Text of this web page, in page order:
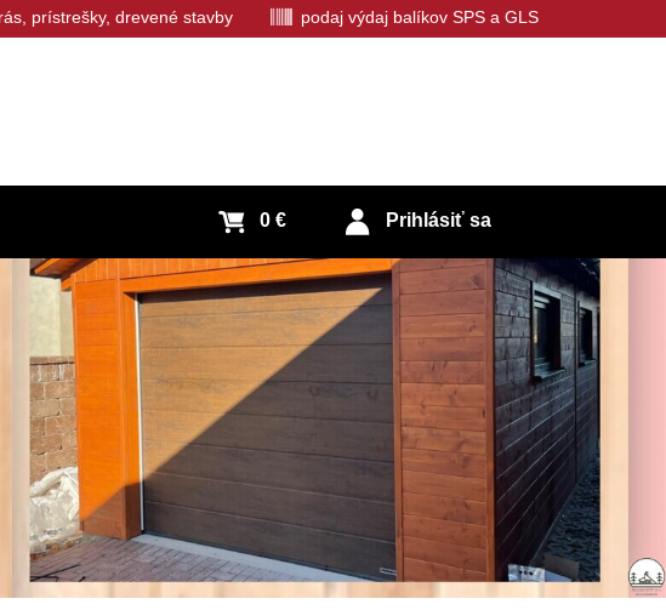
Prihlásiť sa
0 €
prístrešky, drevené stavby podaj výdaj balíkov SPS a GLS